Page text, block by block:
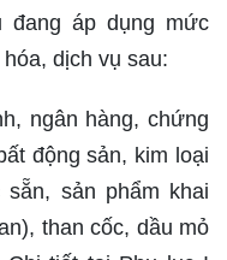
đang áp dụng mức
dịch vụ sau:
ngân hàng, chứng
động sản, kim loại
sản phẩm khai
than cốc, dầu mỏ